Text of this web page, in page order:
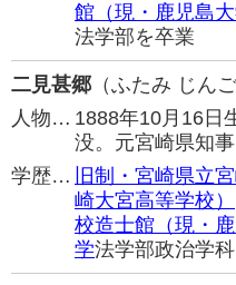
館（現・鹿児島大
法学部を卒業
二見甚郷 （ふたみ じんご
人物… 1888年10月16日
没。元宮崎県知事
学歴…
旧制・宮崎県立
崎大宮高等学校）
校造士館（現・鹿
学法学部政治学